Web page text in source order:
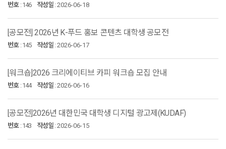
번호:146 작성일 :2026-06-18
[공모전] 2026년 K-푸드 홍보 콘텐츠 대학생 공모전
번호:145 작성일 :2026-06-17
[워크숍]2026 크리에이티브 카피 워크숍 모집 안내
번호:144 작성일 :2026-06-16
[공모전]2026년 대한민국 대학생 디지털 광고제(KUDAF)
번호:143 작성일 :2026-06-15